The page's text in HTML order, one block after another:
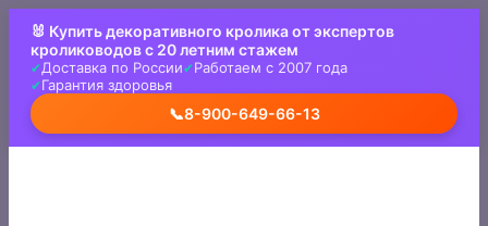
content
🐰 Купить декоративного кролика от экспертов
кролиководов с 20 летним стажем
Доставка по России
Работаем с 2007 года
Гарантия здоровья
📞8-900-649-66-13